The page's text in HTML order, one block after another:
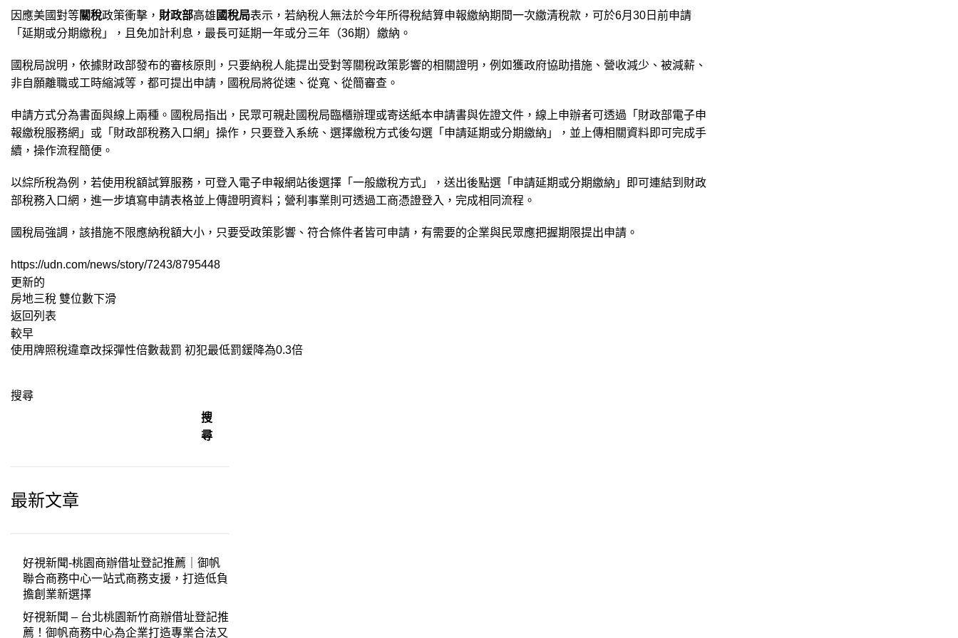
因應美國對等 關稅政策衝擊， 財政部高雄 國稅局表示，若納稅人無法於今年所得稅結算申報繳納期間一次繳清稅款，可於6月30日前申請
「延期或分期繳稅」，且免加計利息，最長可延期一年或分三年（36期）繳納。
國稅局說明，依據財政部發布的審核原則，只要納稅人能提出受對等關稅政策影響的相關證明，例如獲政府協助措施、營收減少、被減薪、
非自願離職或工時縮減等，都可提出申請，國稅局將從速、從寬、從簡審查。
申請方式分為書面與線上兩種。國稅局指出，民眾可親赴國稅局臨櫃辦理或寄送紙本申請書與佐證文件，線上申辦者可透過「財政部電子申
報繳稅服務網」或「財政部稅務入口網」操作，只要登入系統、選擇繳稅方式後勾選「申請延期或分期繳納」，並上傳相關資料即可完成手
續，操作流程簡便。
以綜所稅為例，若使用稅額試算服務，可登入電子申報網站後選擇「一般繳稅方式」，送出後點選「申請延期或分期繳納」即可連結到財政
部稅務入口網，進一步填寫申請表格並上傳證明資料；營利事業則可透過工商憑證登入，完成相同流程。
國稅局強調，該措施不限應納稅額大小，只要受政策影響、符合條件者皆可申請，有需要的企業與民眾應把握期限提出申請。
https://udn.com/news/story/7243/8795448
更新的
房地三稅 雙位數下滑
返回列表
較早
使用牌照稅違章改採彈性倍數裁罰 初犯最低罰鍰降為0.3倍
搜尋
搜
尋
最新文章
好視新聞-桃園商辦借址登記推薦｜御帆
聯合商務中心一站式商務支援，打造低負
擔創業新選擇
好視新聞 – 台北桃園新竹商辦借址登記推
薦！御帆商務中心為企業打造專業合法又